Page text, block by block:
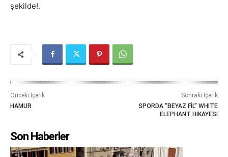
şekilde!.
Önceki İçerik
HAMUR
Sonraki İçerik
SPORDA “BEYAZ FİL” WHITE
ELEPHANT HİKAYESİ
Son Haberler